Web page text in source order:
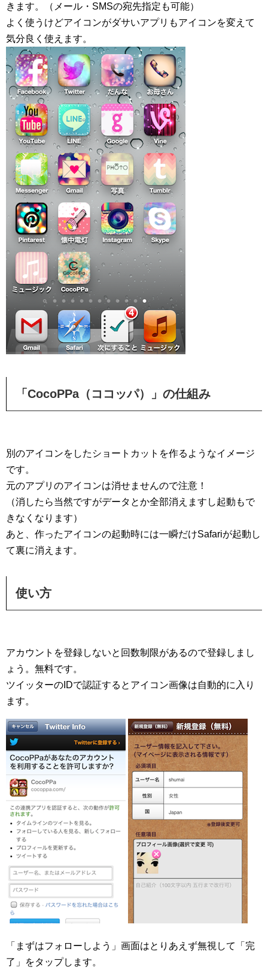
きます。（メール・SMSの宛先指定も可能）
よく使うけどアイコンがダサいアプリもアイコンを変えて
気分良く使えます。
「CocoPPa（ココッパ）」の仕組み
別のアイコンをしたショートカットを作るようなイメージ
です。
元のアプリのアイコンは消せませんので注意！
（消したら当然ですがデータとか全部消えますし起動もで
きなくなります）
あと、作ったアイコンの起動時には一瞬だけSafariが起動し
て裏に消えます。
使い方
アカウントを登録しないと回数制限があるので登録しまし
ょう。無料です。
ツイッターのIDで認証するとアイコン画像は自動的に入り
ます。
「まずはフォローしよう」画面はとりあえず無視して「完
了」をタップします。